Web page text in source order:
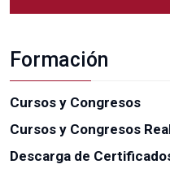
Formación
Cursos y Congresos
Cursos y Congresos
Descarga de